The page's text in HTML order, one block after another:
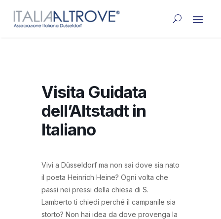
Visita Guidata
dell’Altstadt in
Italiano
Vivi a Düsseldorf ma non sai dove sia nato
il poeta Heinrich Heine? Ogni volta che
passi nei pressi della chiesa di S.
Lamberto ti chiedi perché il campanile sia
storto? Non hai idea da dove provenga la